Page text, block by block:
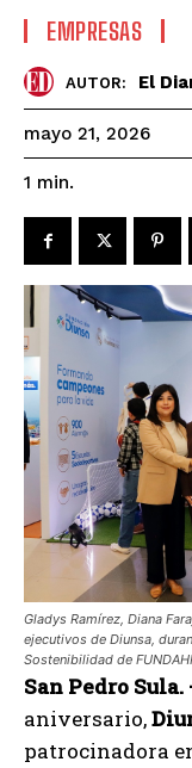
EMPRESAS
AUTOR: El
mayo 21, 2026
1 min.
Gladys Ramírez, Diana
ejecutivos de Diunsa,
Sostenibilidad de
San Pedro Sula.
aniversario,
patrocinadora